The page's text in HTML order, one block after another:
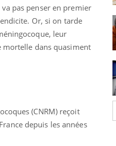
pas penser en premier
Or, si on tarde
leur
mortelle dans quasiment
(CNRM) reçoit
depuis les années